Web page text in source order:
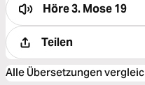
Höre3. Mose 19
Teilen
Alle Übersetzungen